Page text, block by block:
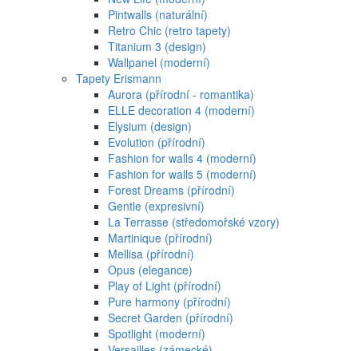
Pintwalls (naturální)
Retro Chic (retro tapety)
Titanium 3 (design)
Wallpanel (moderní)
Tapety Erismann
Aurora (přírodní - romantika)
ELLE decoration 4 (moderní)
Elysium (design)
Evolution (přírodní)
Fashion for walls 4 (moderní)
Fashion for walls 5 (moderní)
Forest Dreams (přírodní)
Gentle (expresivní)
La Terrasse (středomořské vzory)
Martinique (přírodní)
Mellisa (přírodní)
Opus (elegance)
Play of Light (přírodní)
Pure harmony (přírodní)
Secret Garden (přírodní)
Spotlight (moderní)